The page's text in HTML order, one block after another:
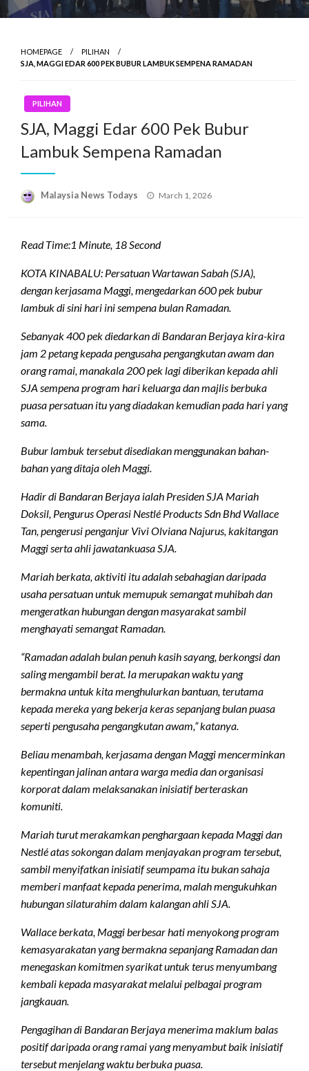
HOMEPAGE
PILIHAN
SJA, MAGGI EDAR 600 PEK BUBUR LAMBUK SEMPENA RAMADAN
PILIHAN
SJA, Maggi Edar 600 Pek Bubur
Lambuk Sempena Ramadan
Malaysia News Todays
Posted
March 1, 2026
Read Time:1 Minute, 18 Second
KOTA KINABALU: Persatuan Wartawan Sabah (SJA),
dengan kerjasama Maggi, mengedarkan 600 pek bubur
lambuk di sini hari ini sempena bulan Ramadan.
Sebanyak 400 pek diedarkan di Bandaran Berjaya kira-kira
jam 2 petang kepada pengusaha pengangkutan awam dan
orang ramai, manakala 200 pek lagi diberikan kepada ahli
SJA sempena program hari keluarga dan majlis berbuka
puasa persatuan itu yang diadakan kemudian pada hari yang
sama.
Bubur lambuk tersebut disediakan menggunakan bahan-
bahan yang ditaja oleh Maggi.
Hadir di Bandaran Berjaya ialah Presiden SJA Mariah
Doksil, Pengurus Operasi Nestlé Products Sdn Bhd Wallace
Tan, pengerusi penganjur Vivi Olviana Najurus, kakitangan
Maggi serta ahli jawatankuasa SJA.
Mariah berkata, aktiviti itu adalah sebahagian daripada
usaha persatuan untuk memupuk semangat muhibah dan
mengeratkan hubungan dengan masyarakat sambil
menghayati semangat Ramadan.
“Ramadan adalah bulan penuh kasih sayang, berkongsi dan
saling mengambil berat. Ia merupakan waktu yang
bermakna untuk kita menghulurkan bantuan, terutama
kepada mereka yang bekerja keras sepanjang bulan puasa
seperti pengusaha pengangkutan awam,” katanya.
Beliau menambah, kerjasama dengan Maggi mencerminkan
kepentingan jalinan antara warga media dan organisasi
korporat dalam melaksanakan inisiatif berteraskan
komuniti.
Mariah turut merakamkan penghargaan kepada Maggi dan
Nestlé atas sokongan dalam menjayakan program tersebut,
sambil menyifatkan inisiatif seumpama itu bukan sahaja
memberi manfaat kepada penerima, malah mengukuhkan
hubungan silaturahim dalam kalangan ahli SJA.
Wallace berkata, Maggi berbesar hati menyokong program
kemasyarakatan yang bermakna sepanjang Ramadan dan
menegaskan komitmen syarikat untuk terus menyumbang
kembali kepada masyarakat melalui pelbagai program
jangkauan.
Pengagihan di Bandaran Berjaya menerima maklum balas
positif daripada orang ramai yang menyambut baik inisiatif
tersebut menjelang waktu berbuka puasa.